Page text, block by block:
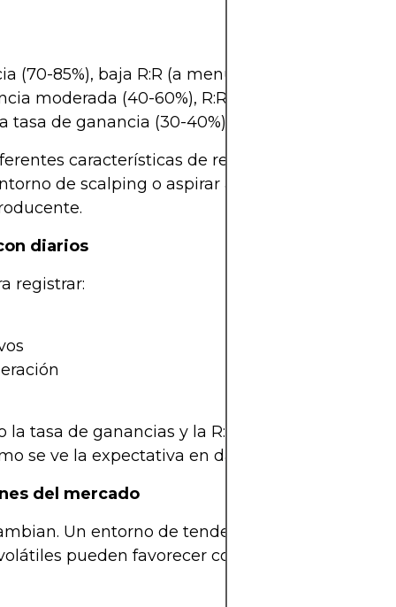
85%), baja R:R (a menudo 1:0,5 o 1:1)
moderada (40-60%), R:R moderada (1:2 o 1:3)
tasa de ganancia (30-40%), alta R:R (1:4 o más)
características de rendimiento. Intentar
de scalping o aspirar a una precisión del
diarios
registrar:
la tasa de ganancias y la R:R de forma aislada,
se ve la expectativa en datos reales.
del mercado
Un entorno de tendencia permite
pueden favorecer configuraciones más